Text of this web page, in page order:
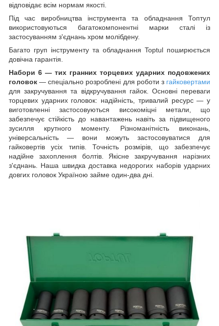
відповідає всім нормам якості.
Під час виробництва інструмента та обладнання Топтул
використовуються багатокомпонентні марки сталі із
застосуванням з'єднань хром молібдену.
Багато груп інструменту та обладнання Toptul поширюється
довічна гарантія.
Набори 6 — тих гранних торцевих ударних подовжених
головок— спеціально розроблені для роботи з гайковертами
для закручування та відкручування гайок. Основні переваги
торцевих ударних головок: надійність, тривалий ресурс — у
виготовленні застосовуються високоміцні метали, що
забезпечує стійкість до навантажень навіть за підвищеного
зусилля крутного моменту. Різноманітність виконань,
універсальність — вони можуть застосовуватися для
гайковертів усіх типів. Точність розмірів, що забезпечує
надійне захоплення болтів. Якісне закручування нарізних
з'єднань. Наша швидка доставка недорогих наборів ударних
довгих головок Україною займе один-два дні.